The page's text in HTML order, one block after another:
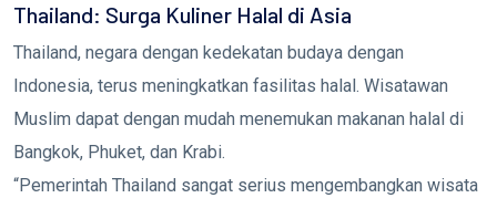
Thailand: Surga Kuliner Halal di Asia
Thailand, negara dengan kedekatan budaya dengan
Indonesia, terus meningkatkan fasilitas halal. Wisatawan
Muslim dapat dengan mudah menemukan makanan halal di
Bangkok, Phuket, dan Krabi.
“Pemerintah Thailand sangat serius mengembangkan wisata